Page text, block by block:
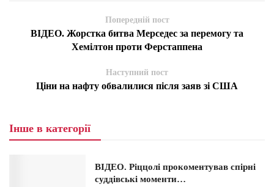
Попередній пост
ВІДЕО. Жорстка битва Мерседес за перемогу та
Хемілтон проти Ферстаппена
Наступний пост
Ціни на нафту обвалилися після заяв зі США
Інше в категорії
ВІДЕО. Ріццолі прокоментував спірні
суддівські моменти…